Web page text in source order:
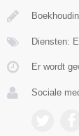
Diensten:
Er wordt
Sociale